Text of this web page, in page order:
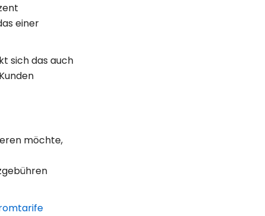
einer
sich das auch
möchte,